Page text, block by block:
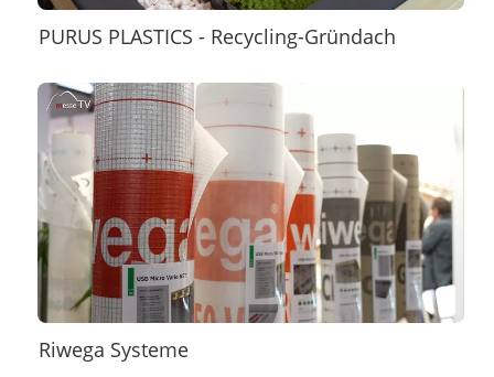
PURUS PLASTICS - Recycling-Gründach
Riwega Systeme